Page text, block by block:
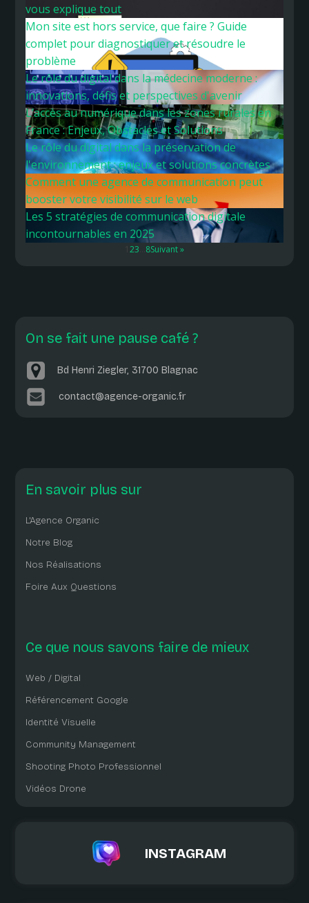
vous explique tout
Mon site est hors service, que faire ? Guide
complet pour diagnostiquer et résoudre le
problème
Le rôle du digital dans la médecine moderne :
innovations, défis et perspectives d'avenir
L’accès au numérique dans les zones rurales en
France : Enjeux, Obstacles et Solutions
Le rôle du digital dans la préservation de
l'environnement : enjeux et solutions concrètes
Comment une agence de communication peut
booster votre visibilité sur le web
Les 5 stratégies de communication digitale
incontournables en 2025
123 8Suivant »
On se fait une pause café ?
Bd Henri Ziegler, 31700 Blagnac
contact@agence-organic.fr
En savoir plus sur
L'Agence Organic
Notre Blog
Nos Réalisations
Foire Aux Questions
Ce que nous savons faire de mieux
Web / Digital
Référencement Google
Identité Visuelle
Community Management
Shooting Photo Professionnel
Vidéos Drone
INSTAGRAM